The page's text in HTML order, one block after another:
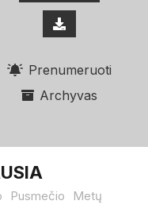
Prenumeruoti
Archyvas
Pusmečio Metų